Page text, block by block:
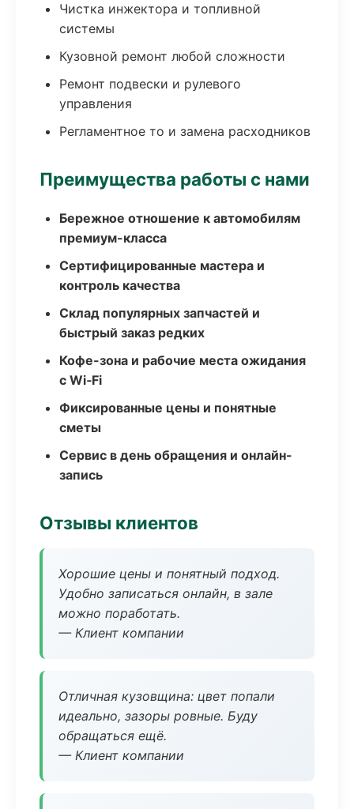
Чистка инжектора и топливной
системы
Кузовной ремонт любой сложности
Ремонт подвески и рулевого
управления
Регламентное то и замена расходников
Преимущества работы с нами
Бережное отношение к автомобилям
премиум-класса
Сертифицированные мастера и
контроль качества
Склад популярных запчастей и
быстрый заказ редких
Кофе-зона и рабочие места ожидания
с Wi‑Fi
Фиксированные цены и понятные
сметы
Сервис в день обращения и онлайн-
запись
Отзывы клиентов
Хорошие цены и понятный подход.
Удобно записаться онлайн, в зале
можно поработать.
— Клиент компании
Отличная кузовщина: цвет попали
идеально, зазоры ровные. Буду
обращаться ещё.
— Клиент компании